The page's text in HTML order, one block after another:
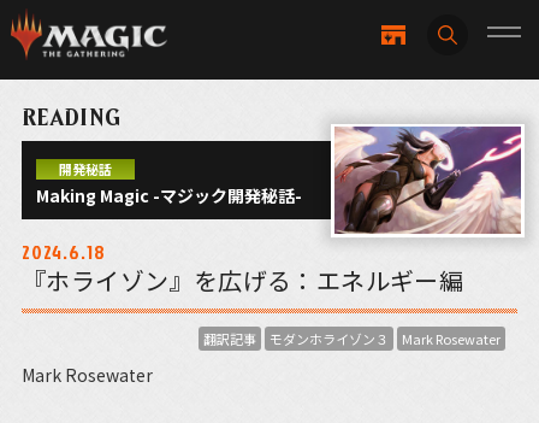
READING
開発秘話
Making Magic -マジック開発秘話-
2024.6.18
『ホライゾン』を広げる：エネルギー編
翻訳記事 モダンホライゾン３ Mark Rosewater
Mark Rosewater